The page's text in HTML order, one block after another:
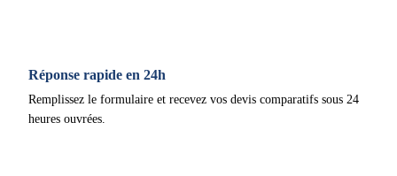
Réponse rapide en 24h
Remplissez le formulaire et recevez vos devis comparatifs sous 24
heures ouvrées.